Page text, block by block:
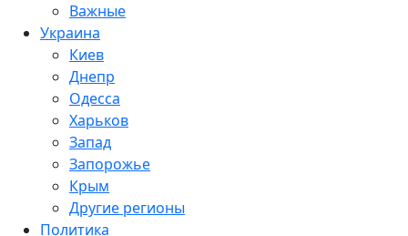
Важные
Украина
Киев
Днепр
Одесса
Харьков
Запад
Запорожье
Крым
Другие регионы
Политика